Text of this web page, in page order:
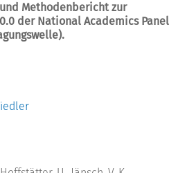
Methodenbericht zur
der National Academics Panel